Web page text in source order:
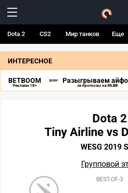
Dota 2 CS2 Мир танков Еще
ИНТЕРЕСНОЕ
BETBOOM
Реклама 18+
Разыгрываем
за прогнозы на MLBB
Dota 2
Tiny Airline vs
WESG 2019
Групповой
BEST-OF-3